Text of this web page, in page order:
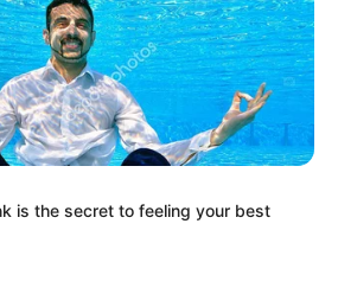
is the secret to feeling your best